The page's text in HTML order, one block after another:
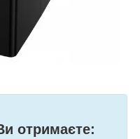
отримаєте: